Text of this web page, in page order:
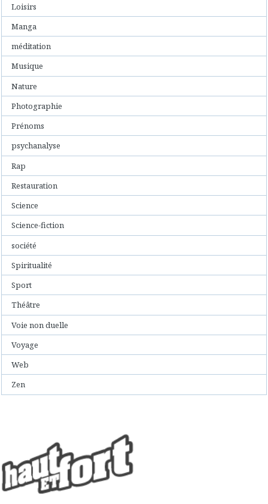
Loisirs
Manga
méditation
Musique
Nature
Photographie
Prénoms
psychanalyse
Rap
Restauration
Science
Science-fiction
société
Spiritualité
Sport
Théâtre
Voie non duelle
Voyage
Web
Zen